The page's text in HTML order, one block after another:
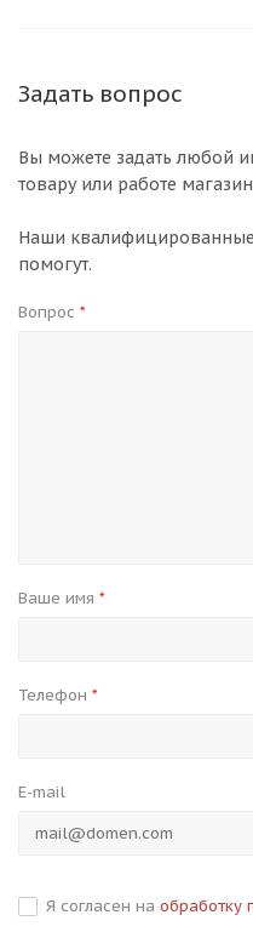
Задать вопрос
Вы можете задать любой
товару или работе
Наши квалифицированные
помогут.
Вопрос *
Ваше имя *
Телефон *
E-mail
Я согласен на обработку